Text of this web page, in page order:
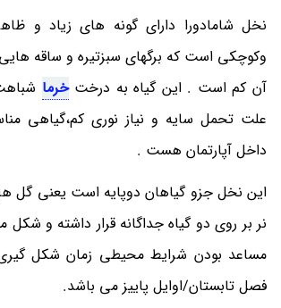
نخل شامادورا دارای گونه های زیاد و
وکوچکی است که برگهای سبزتیره و ساقه
آن کم است . این گیاه به درختخرما
علت تحمل سایه و نیاز نوری کم،گیاهی
داخل آپارتمان هست .
این نخل جزو گیاهان دوپایه است یعنی گل
نر بر روی دو گیاه جداگانه قرار داشته و
مساعد بودن شرایط محیطی زمان شکل
فصل تابستان/اوایل پاییز می باشد.